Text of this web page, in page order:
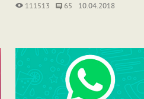
111513 65 10.04.2018